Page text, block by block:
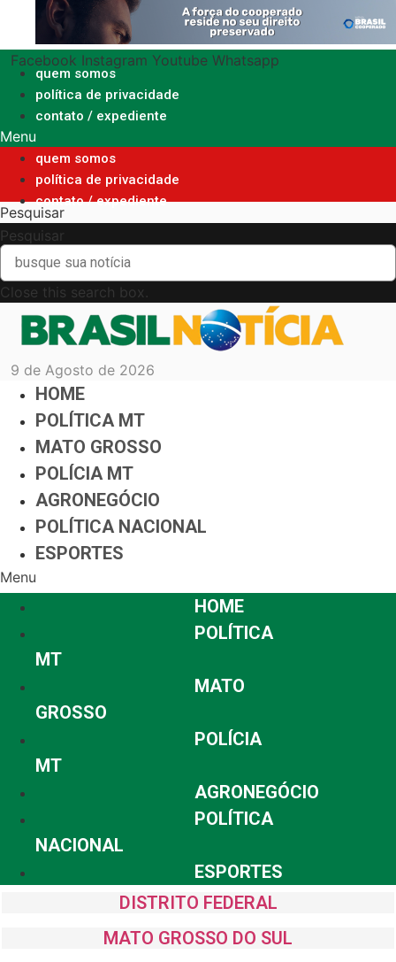
o
conteúdo
Facebook Instagram Youtube Whatsapp
quem somos
política de privacidade
contato / expediente
Menu
quem somos
política de privacidade
contato / expediente
Pesquisar
Pesquisar
Close this search box.
9 de Agosto de 2026
HOME
POLÍTICA MT
MATO GROSSO
POLÍCIA MT
AGRONEGÓCIO
POLÍTICA NACIONAL
ESPORTES
Menu
HOME
POLÍTICA
MT
MATO
GROSSO
POLÍCIA
MT
AGRONEGÓCIO
POLÍTICA
NACIONAL
ESPORTES
DISTRITO FEDERAL
MATO GROSSO DO SUL